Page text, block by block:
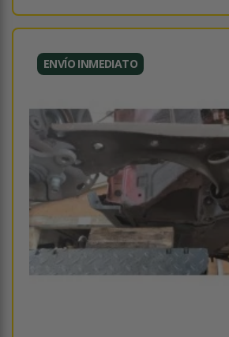
ENVÍO INMEDIATO